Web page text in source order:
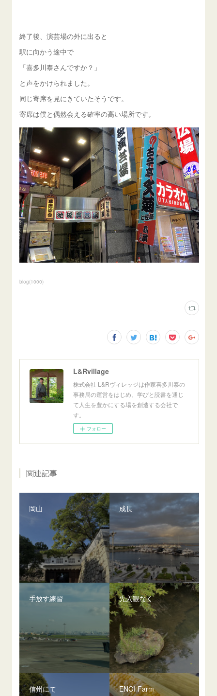
終了後、演芸場の外に出ると
駅に向かう途中で
「喜多川泰さんですか？」
と声をかけられました。
同じ寄席を見にきていたそうです。
寄席は僕と偶然会える確率の高い場所です。
blog(1000)
L&Rvillage
株式会社 L&Rヴィレッジは作家喜多川泰の
事務局の運営をはじめ、学びと読書を通じ
て人生を豊かにする場を創造する会社で
す。
フォロー
関連記事
岡山 成長
手放す練習 先入観なく
信州にて ENGI Farm